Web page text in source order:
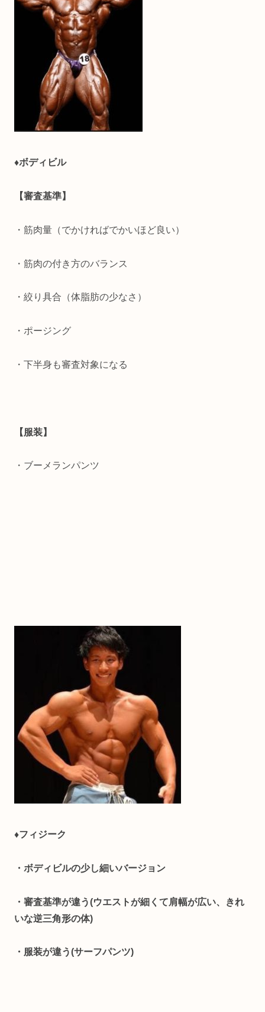
♦ボディビル
【審査基準】
・筋肉量（でかければでかいほど良い）
・筋肉の付き方のバランス
・絞り具合（体脂肪の少なさ）
・ポージング
・下半身も審査対象になる
【服装】
・ブーメランパンツ
♦フィジーク
・ボディビルの少し細いバージョン
・審査基準が違う(ウエストが細くて肩幅が広い、きれ
いな逆三角形の体)
・服装が違う(サーフパンツ)